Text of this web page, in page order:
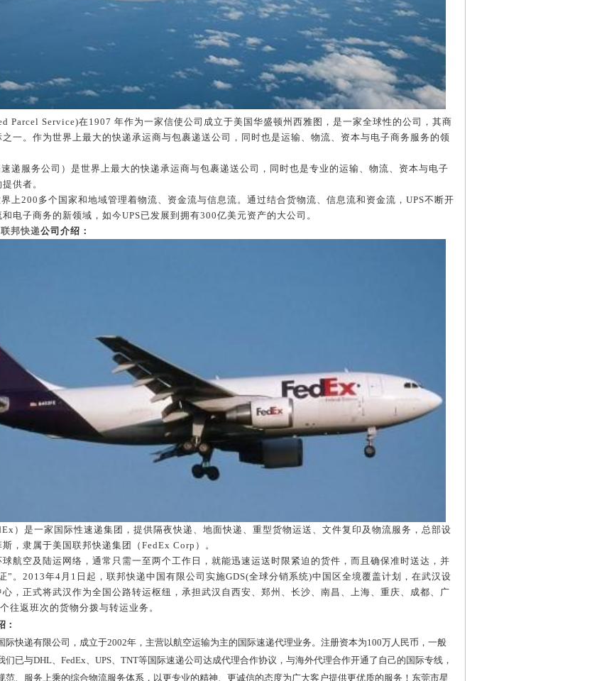
Parcel Service)在1907 年作为一家信使公司成立于美国华盛顿州西雅图，是一家全球性的公司，其商
一。作为世界上最大的快递承运商与包裹递送公司，同时也是运输、物流、资本与电子商务服务的领
速递服务公司）是世界上最大的快递承运商与包裹递送公司，同时也是专业的运输、物流、资本与电子
供者。
上200 多个国家和地域管理着物流、资金流与信息流。通过结合货物流、信息流和资金流， UPS不断开
电子商务的新领域，如今UPS已发展到拥有300亿美元资产的大公司。
联邦快递公司介绍：
）是一家国际性速递集团，提供隔夜快递、地面快递、重型货物运送、文件复印及物流服务，总部设
，隶属于美国联邦快递集团（ FedEx Corp ）。
空及陆运网络，通常只需一至两个工作日，就能迅速运送时限紧迫的货件，而且确保准时送达，并
”。 2013年4 月 1 日起，联邦快递中国有限公司实施GDS(全球分销系统)中国区全境覆盖计划，在武汉设
，正式将武汉作为全国公路转运枢纽，承担武汉自西安、郑州、长沙、南昌、上海、重庆、成都、广
个往返班次的货物分拨与转运业务。
：
快递有限公司，成立于2002年，主营以航空运输为主的国际速递代理业务。注册资本为100万人民币，一般
们已与DHL、FedEx、UPS、TNT等国际速递公司达成代理合作协议，与海外代理合作开通了自己的国际专线，
范、服务上乘的综合物流服务体系，以更专业的精神、更诚信的态度为广大客户提供更优质的服务！东莞市星